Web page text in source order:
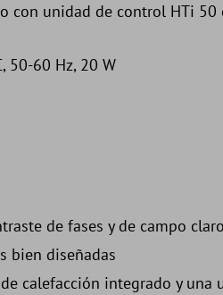
con unidad de control HTi 50
50-60 Hz, 20 W
de fases y de campo claro
bien diseñadas
calefacción integrado y una